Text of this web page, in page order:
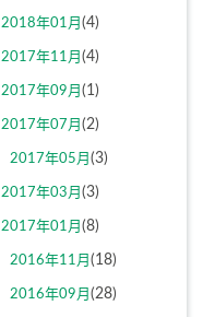
2018年01月 (4)
2017年11月 (4)
2017年09月 (1)
2017年07月 (2)
2017年05月 (3)
2017年03月 (3)
2017年01月 (8)
2016年11月 (18)
2016年09月 (28)